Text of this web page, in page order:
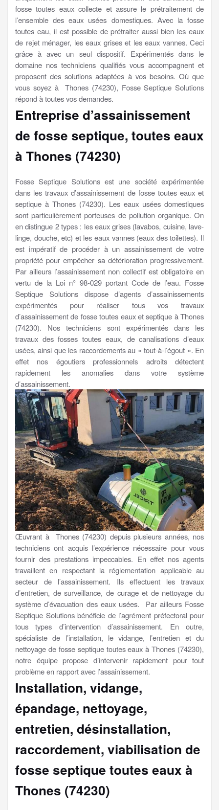
fosse toutes eaux collecte et assure le prétraitement de
l’ensemble des eaux usées domestiques. Avec la fosse
toutes eau, il est possible de prétraiter aussi bien les eaux
de rejet ménager, les eaux grises et les eaux vannes. Ceci
grâce à avec un seul dispositif. Expérimentés dans le
domaine nos techniciens qualifiés vous accompagnent et
proposent des solutions adaptées à vos besoins. Où que
vous soyez à Thones (74230), Fosse Septique Solutions
répond à toutes vos demandes.
Entreprise d’assainissement
de fosse septique, toutes eaux
à Thones (74230)
Fosse Septique Solutions est une société expérimentée
dans les travaux d’assainissement de fosse toutes eaux et
septique à Thones (74230). Les eaux usées domestiques
sont particulièrement porteuses de pollution organique. On
en distingue 2 types : les eaux grises (lavabos, cuisine, lave-
linge, douche, etc) et les eaux vannes (eaux des toilettes). Il
est impératif de procéder à un assainissement de votre
propriété pour empêcher sa détérioration progressivement.
Par ailleurs l’assainissement non collectif est obligatoire en
vertu de la Loi n° 98-029 portant Code de l’eau. Fosse
Septique Solutions dispose d’agents d’assainissements
expérimentés pour réaliser tous vos travaux
d’assainissement de fosse toutes eaux et septique à Thones
(74230). Nos techniciens sont expérimentés dans les
travaux des fosses toutes eaux, de canalisations d’eaux
usées, ainsi que les raccordements au « tout-à-l’égout ». En
effet nos égoutiers professionnels adroits détectent
rapidement les anomalies dans votre système
d’assainissement.
Œuvrant à Thones (74230) depuis plusieurs années, nos
techniciens ont acquis l’expérience nécessaire pour vous
fournir des prestations impeccables. En effet nos agents
travaillent en respectant la réglementation applicable au
secteur de l’assainissement. Ils effectuent les travaux
d’entretien, de surveillance, de curage et de nettoyage du
système d’évacuation des eaux usées. Par ailleurs Fosse
Septique Solutions bénéficie de l’agrément préfectoral pour
tous types d’intervention d’assainissement. En outre,
spécialiste de l’installation, le vidange, l’entretien et du
nettoyage de fosse septique toutes eaux à Thones (74230),
notre équipe propose d’intervenir rapidement pour tout
problème en rapport avec l’assainissement.
Installation, vidange,
épandage, nettoyage,
entretien, désinstallation,
raccordement, viabilisation de
fosse septique toutes eaux à
Thones (74230)